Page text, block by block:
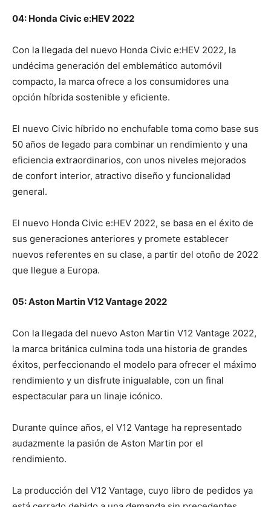
04: Honda Civic e:HEV 2022
Con la llegada del nuevo Honda Civic e:HEV 2022, la
undécima generación del emblemático automóvil
compacto, la marca ofrece a los consumidores una
opción híbrida sostenible y eficiente.
El nuevo Civic híbrido no enchufable toma como base sus
50 años de legado para combinar un rendimiento y una
eficiencia extraordinarios, con unos niveles mejorados
de confort interior, atractivo diseño y funcionalidad
general.
El nuevo Honda Civic e:HEV 2022, se basa en el éxito de
sus generaciones anteriores y promete establecer
nuevos referentes en su clase, a partir del otoño de 2022
que llegue a Europa.
05: Aston Martin V12 Vantage 2022
Con la llegada del nuevo Aston Martin V12 Vantage 2022,
la marca británica culmina toda una historia de grandes
éxitos, perfeccionando el modelo para ofrecer el máximo
rendimiento y un disfrute inigualable, con un final
espectacular para un linaje icónico.
Durante quince años, el V12 Vantage ha representado
audazmente la pasión de Aston Martin por el
rendimiento.
La producción del V12 Vantage, cuyo libro de pedidos ya